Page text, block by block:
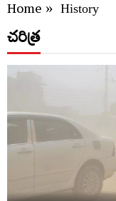
Home» History
చరిత్ర